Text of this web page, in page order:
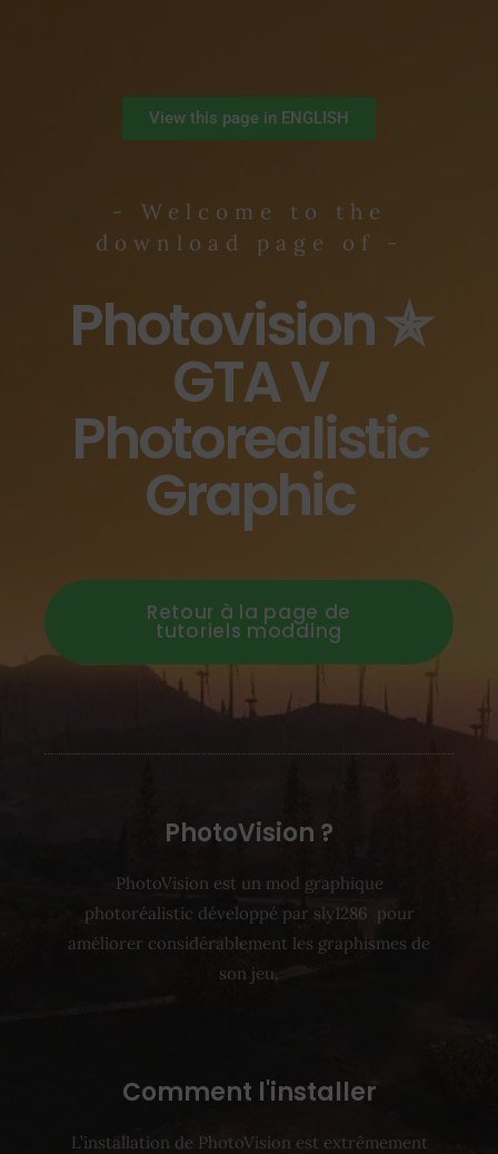
View this page in ENGLISH
- Welcome to the
download page of -
Photovision ✯
GTA V
Photorealistic
Graphic
Retour à la page de
tutoriels modding
PhotoVision ?
PhotoVision est un mod graphique
photoréalistic développé par sly1286 pour
améliorer considérablement les graphismes de
son jeu.
Comment l'installer
L’installation de PhotoVision est extrêmement